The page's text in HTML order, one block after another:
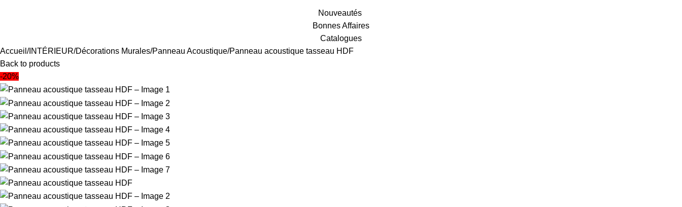
Nouveautés
Bonnes Affaires
Catalogues
Accueil INTÉRIEUR Décorations Murales Panneau Acoustique Panneau acoustique tasseau HDF
Back to products
-20%